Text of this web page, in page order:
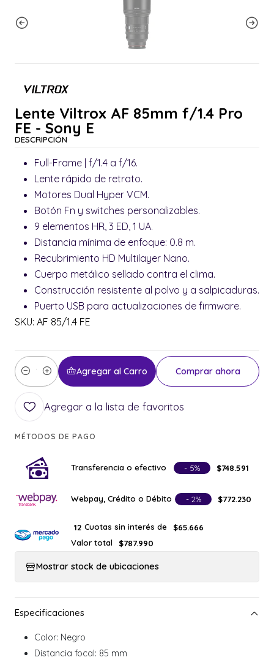
Lente Viltrox AF 85mm f/1.4 Pro
FE - Sony E
DESCRIPCIÓN
Full-Frame | f/1.4 a f/16.
Lente rápido de retrato.
Motores Dual Hyper VCM.
Botón Fn y switches personalizables.
9 elementos HR, 3 ED, 1 UA.
Distancia mínima de enfoque: 0.8 m.
Recubrimiento HD Multilayer Nano.
Cuerpo metálico sellado contra el clima.
Construcción resistente al polvo y a salpicaduras.
Puerto USB para actualizaciones de firmware.
SKU: AF 85/1.4 FE
Cantidad
Agregar al Carro Comprar ahora
Agregar a la lista de favoritos
MÉTODOS DE PAGO
Transferencia o efectivo - 5% $748.591
Webpay, Crédito o Débito - 2% $772.230
12 Cuotas sin interés de
$65.666
Valor total
$787.990
Mostrar stock de ubicaciones
Color: Negro
Distancia focal: 85 mm